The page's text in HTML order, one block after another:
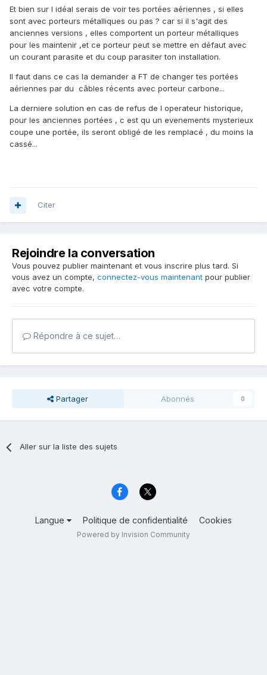
Et bien sur l idéal serais de voir tes portées aériennes , si elles
sont avec porteurs métalliques ou pas ? car si il s'agit des
anciennes versions , elles comportent un porteur métalliques
pour les maintenir ,et ce porteur peut se mettre en défaut avec
un courant parasite et du coup parasiter ton installation.
Il faut dans ce cas la demander a FT de changer tes portées
aériennes par du câbles récents avec porteur carbone...
La derniere solution en cas de refus de l operateur historique,
pour les anciennes portées , c est qu un evenements mysterieux
coupe une portée, ils seront obligé de les remplacé , du moins la
cassé...
Citer
Rejoindre la conversation
Vous pouvez publier maintenant et vous inscrire plus tard. Si
vous avez un compte, connectez-vous maintenant pour publier
avec votre compte.
Répondre à ce sujet…
Partager Abonnés 0
Aller sur la liste des sujets
Langue Politique de confidentialité Cookies
Powered by Invision Community